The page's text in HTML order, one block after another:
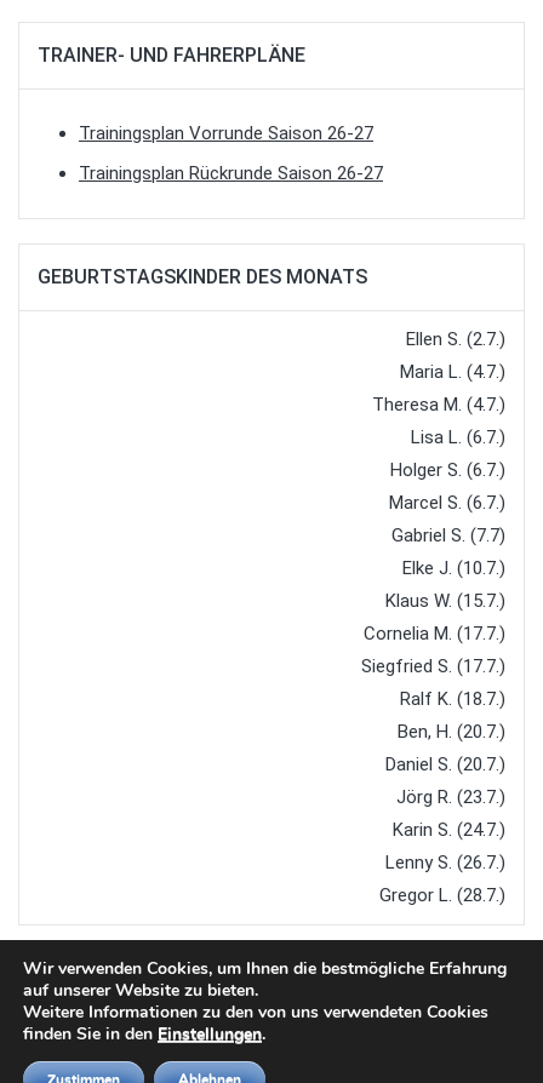
TRAINER- UND FAHRERPLÄNE
Trainingsplan Vorrunde Saison 26-27
Trainingsplan Rückrunde Saison 26-27
GEBURTSTAGSKINDER DES MONATS
Ellen S. (2.7.)
Maria L. (4.7.)
Theresa M. (4.7.)
Lisa L. (6.7.)
Holger S. (6.7.)
Marcel S. (6.7.)
Gabriel S. (7.7)
Elke J. (10.7.)
Klaus W. (15.7.)
Cornelia M. (17.7.)
Siegfried S. (17.7.)
Ralf K. (18.7.)
Ben, H. (20.7.)
Daniel S. (20.7.)
Jörg R. (23.7.)
Karin S. (24.7.)
Lenny S. (26.7.)
Gregor L. (28.7.)
Copyright © 2026TTC Steinach
Wir verwenden Cookies, um Ihnen die bestmögliche Erfahrung
auf unserer Website zu bieten.
Weitere Informationen zu den von uns verwendeten Cookies
finden Sie in den Einstellungen.